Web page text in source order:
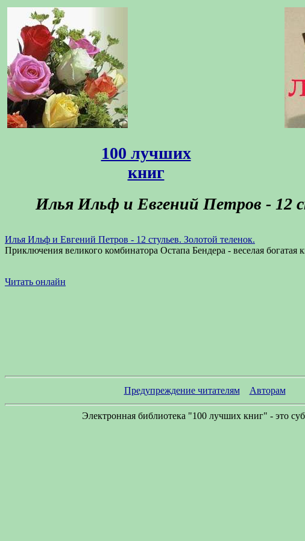
100 лучших
книг
Илья Ильф и Евгений Петров - 12
Илья Ильф и Евгений Петров - 12 стульев. Золотой теленок.
Приключения великого комбинатора Остапа Бендера - веселая
Читать онлайн
Предупреждение читателям Авторам
Электронная библиотека "100 лучших книг" - это